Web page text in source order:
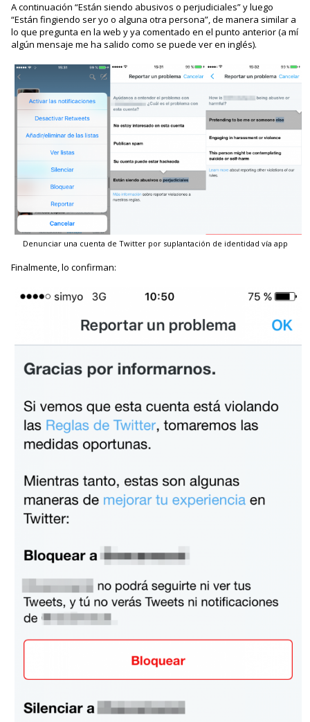
A continuación “Están siendo abusivos o perjudiciales” y luego
“Están fingiendo ser yo o alguna otra persona”, de manera similar a
lo que pregunta en la web y ya comentado en el punto anterior (a mí
algún mensaje me ha salido como se puede ver en inglés).
Denunciar una cuenta de Twitter por suplantación de identidad vía app
Finalmente, lo confirman: